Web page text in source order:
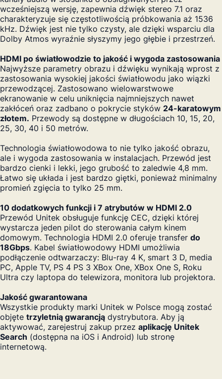
wcześniejszą wersję, zapewnia dźwięk stereo 7.1 oraz
charakteryzuje się częstotliwością próbkowania aż 1536
kHz. Dźwięk jest nie tylko czysty, ale dzięki wsparciu dla
Dolby Atmos wyraźnie słyszymy jego głębie i przestrzeń.
HDMI po światłowodzie to jakość i wygoda zastosowania
Najwyższe parametry obrazu i dźwięku wynikają wprost z
zastosowania wysokiej jakości światłowodu jako wiązki
przewodzącej. Zastosowano wielowarstwowe
ekranowanie w celu uniknięcia najmniejszych nawet
zakłóceń oraz zadbano o pokrycie styków 24-karatowym
złotem. Przewody są dostępne w długościach 10, 15, 20,
25, 30, 40 i 50 metrów.
Technologia światłowodowa to nie tylko jakość obrazu,
ale i wygoda zastosowania w instalacjach. Przewód jest
bardzo cienki i lekki, jego grubość to zaledwie 4,8 mm.
Łatwo się układa i jest bardzo giętki, ponieważ minimalny
promień zgięcia to tylko 25 mm.
10 dodatkowych funkcji i 7 atrybutów w HDMI 2.0
Przewód Unitek obsługuje funkcję CEC, dzięki której
wystarcza jeden pilot do sterowania całym kinem
domowym. Technologia HDMI 2.0 oferuje transfer do
18Gbps. Kabel światłowodowy HDMI umożliwia
podłączenie odtwarzaczy: Blu-ray 4 K, smart 3 D, media
PC, Apple TV, PS 4 PS 3 XBox One, XBox One S, Roku
Ultra czy laptopa do telewizora, monitora lub projektora.
Jakość gwarantowana
Wszystkie produkty marki Unitek w Polsce mogą zostać
objęte trzyletnią gwarancją dystrybutora. Aby ją
aktywować, zarejestruj zakup przez aplikację Unitek
Search (dostępna na iOS i Android) lub stronę
internetową.